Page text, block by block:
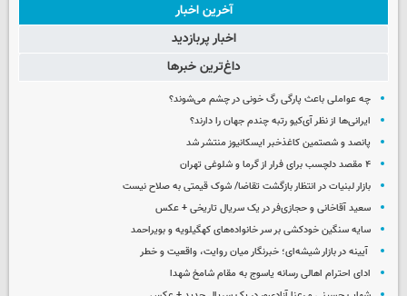
آخرین اخبار
اخبار پربازدید
داغ‌ترین خبرها
چه عواملی باعث پارگی رگ خونی در چشم می‌شوند؟
ایرانی‌ها از نظر آی‌کیو رتبه چندم جهان را دارند؟
پانصد و شصتمین کاغذخبر ایسکانیوز منتشر شد
۴ مقصد دلچسب برای فرار از گرما و شلوغی تهران
بازار لبنیات در انتظار بازگشت تقاضا/ شوک قیمتی به صلاح نیست
سعید آقاخانی و حجازی‌فر در یک سریال تاریخی + عکس
سایه سنگین خودکشی بر سر خانواده‌های کهگیلویه و بویراحمد
آیینه در بازار شیشه‌ای؛ خبرنگار میان روایت، واقعیت و خطر
ادای احترام اهالی رسانه یاسوج به مقام شامخ شهدا